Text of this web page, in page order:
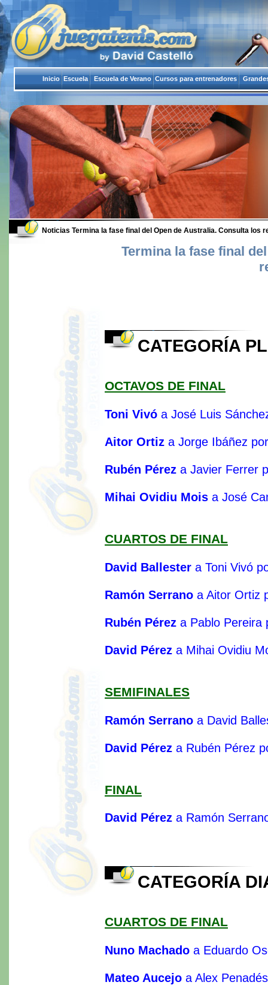
Inicio Escuela Escuela de Verano Cursos para entrenadores
Noticias Termina la fase final del Open de Australia. Consulta los
Termina la fase final
CATEGORÍA
OCTAVOS DE FINAL
Toni Vivó a José Luis
Aitor Ortiz a Jorge Ibáñez
Rubén Pérez a Javier Ferrer
Mihai Ovidiu Mois a José
CUARTOS DE FINAL
David Ballester a Toni Vivó
Ramón Serrano a Aitor Ortiz
Rubén Pérez a Pablo
David Pérez a Mihai Ovidiu
SEMIFINALES
Ramón Serrano a David
David Pérez a Rubén Pérez
FINAL
David Pérez a Ramón
CATEGORÍA
CUARTOS DE FINAL
Nuno Machado a Eduardo
Mateo Aucejo a Alex